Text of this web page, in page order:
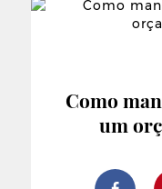
Como
um